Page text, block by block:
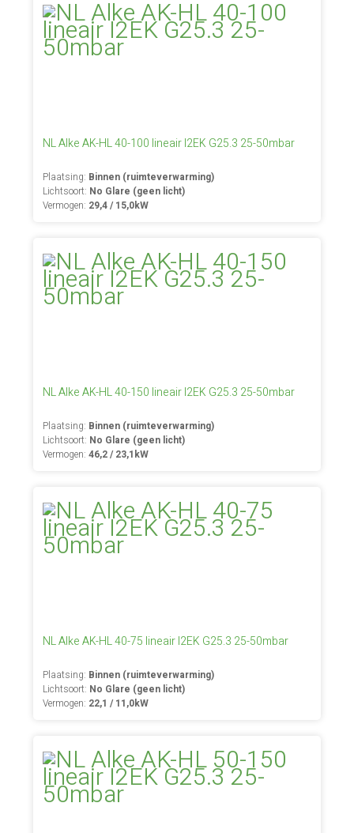
NL Alke AK-HL 40-100 lineair I2EK G25.3 25-50mbar
Plaatsing: Binnen (ruimteverwarming)
Lichtsoort: No Glare (geen licht)
Vermogen: 29,4 / 15,0kW
NL Alke AK-HL 40-150 lineair I2EK G25.3 25-50mbar
Plaatsing: Binnen (ruimteverwarming)
Lichtsoort: No Glare (geen licht)
Vermogen:46,2 / 23,1kW
NL Alke AK-HL 40-75 lineair I2EK G25.3 25-50mbar
Plaatsing: Binnen (ruimteverwarming)
Lichtsoort: No Glare (geen licht)
Vermogen: 22,1 / 11,0kW